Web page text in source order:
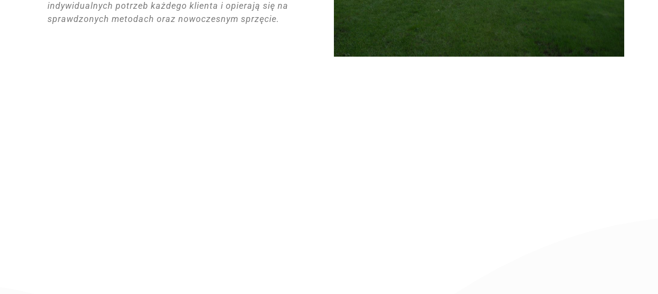
indywidualnych potrzeb każdego klienta i opierają się na
sprawdzonych metodach oraz nowoczesnym sprzęcie.